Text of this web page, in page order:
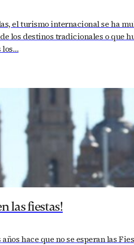
el turismo internacional se ha
los destinos tradicionales o que
los…
las fiestas!
hace que no se esperan las